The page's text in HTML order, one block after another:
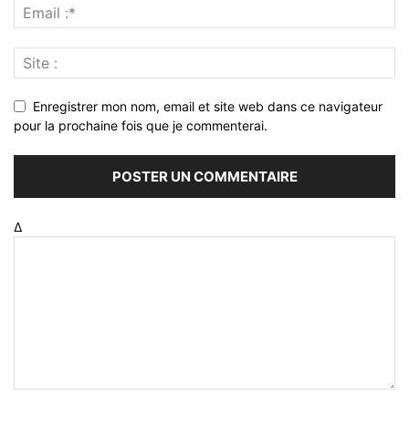
Enregistrer mon nom, email et site web dans ce navigateur
pour la prochaine fois que je commenterai.
Δ